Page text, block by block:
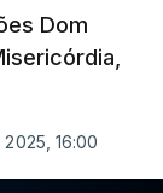
Dom
16:00